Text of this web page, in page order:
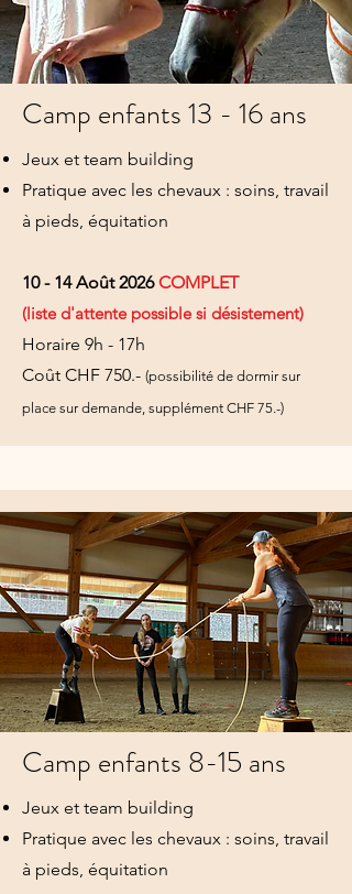
Camp enfants 13 - 16 ans
Jeux et team building
Pratique avec les chevaux : soins, travail
à pieds, équitation
10 - 14 Août 2026COMPLET
(liste d'attente possible si désistement)
Horaire 9h - 17h
Coût CHF 750.- (possibilité de dormir sur
place sur demande, supplément CHF 75.-)
Camp enfants 8-15 ans
Jeux et team building
Pratique avec les chevaux : soins, travail
à pieds, équitation